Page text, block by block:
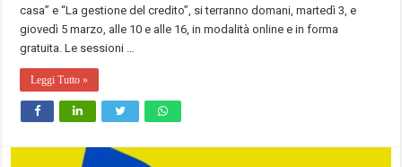
casa” e “La gestione del credito”, si terranno domani, martedì 3, e
giovedì 5 marzo, alle 10 e alle 16, in modalità online e in forma
gratuita. Le sessioni …
Leggi Tutto »